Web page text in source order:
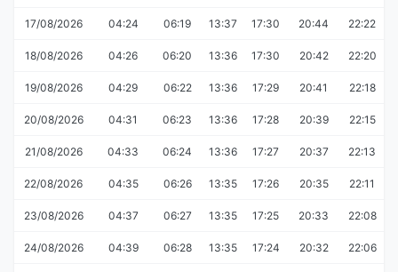
17/08/2026 04:24 06:19 13:37 17:30 20:44 22:22
18/08/2026 04:26 06:20 13:36 17:30 20:42 22:20
19/08/2026 04:29 06:22 13:36 17:29 20:41 22:18
20/08/2026 04:31 06:23 13:36 17:28 20:39 22:15
21/08/2026 04:33 06:24 13:36 17:27 20:37 22:13
22/08/2026 04:35 06:26 13:35 17:26 20:35 22:11
23/08/2026 04:37 06:27 13:35 17:25 20:33 22:08
24/08/2026 04:39 06:28 13:35 17:24 20:32 22:06